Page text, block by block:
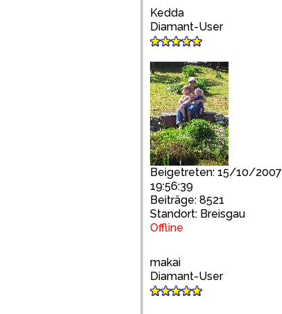
Kedda
Diamant-User
Beigetreten: 15/10/2007
19:56:39
Beiträge: 8521
Standort: Breisgau
Offline
makai
Diamant-User